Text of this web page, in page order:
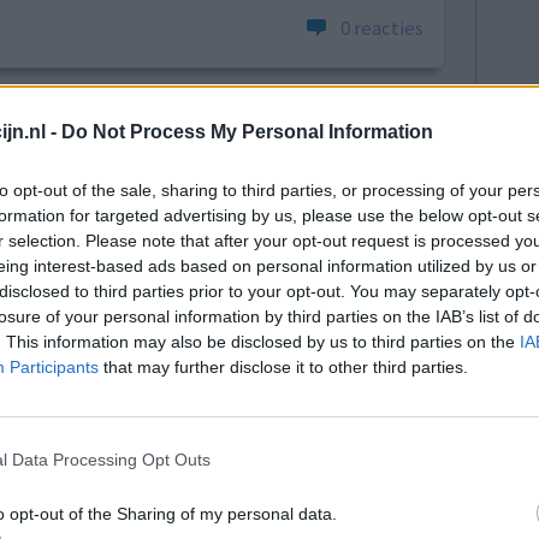
- Do Not Process My Personal Information
opt-out of the sale, sharing to third parties, or processing of your
for targeted advertising by us, please use the below opt-out
selection. Please note that after your opt-out request is processed
interest-based ads based on personal information utilized by us
to third parties prior to your opt-out. You may separately
of your personal information by third parties on the IAB’s list of
This information may also be disclosed by us to third parties on the
Participants that may further disclose it to other third parties.
Data Processing Opt Outs
opt-out of the Sharing of my personal data.
0 reacties
Effectiviteit
Hoeveelheid bijwerkingen
Bijwerkingen
hoofdpijn
hartkloppingen
trillingen in handen
makkelijk
moeilijk
en niet
gevolg.